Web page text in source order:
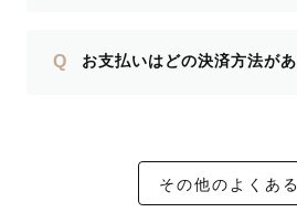
Q お支払いはどの決済方法が
その他のよくあ